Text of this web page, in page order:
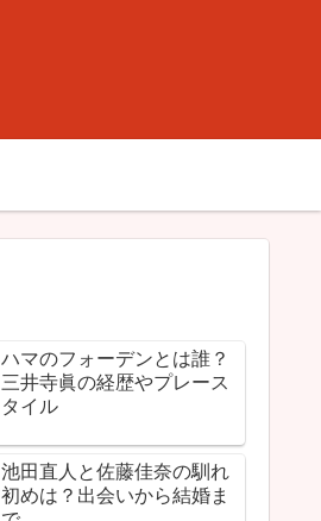
ハマのフォーデンとは誰？
三井寺眞の経歴やプレース
タイル
池田直人と佐藤佳奈の馴れ
初めは？出会いから結婚ま